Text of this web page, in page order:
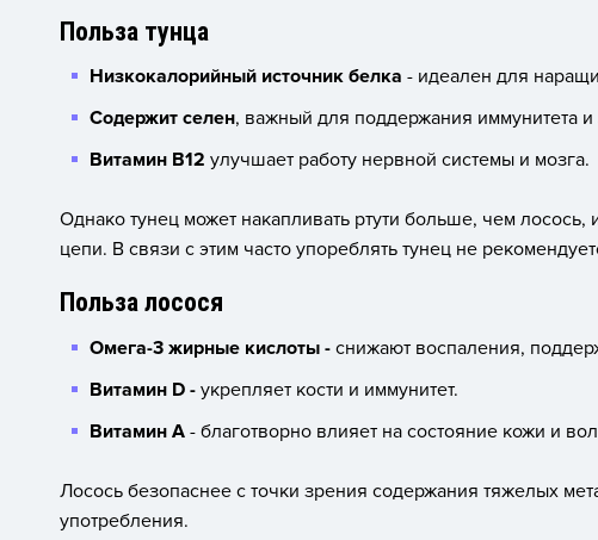
Польза тунца
Низкокалорийный источник белка - идеален для
Содержит селен, важный для поддержания иммунитета
Витамин B12 улучшает работу нервной системы и мозга.
Однако тунец может накапливать ртути больше, чем
цепи. В связи с этим часто упореблять тунец не
Польза лосося
Омега-3 жирные кислоты - снижают воспаления,
Витамин D - укрепляет кости и иммунитет.
Витамин А - благотворно влияет на состояние кожи и
Лосось безопаснее с точки зрения содержания тяжелых
употребления.